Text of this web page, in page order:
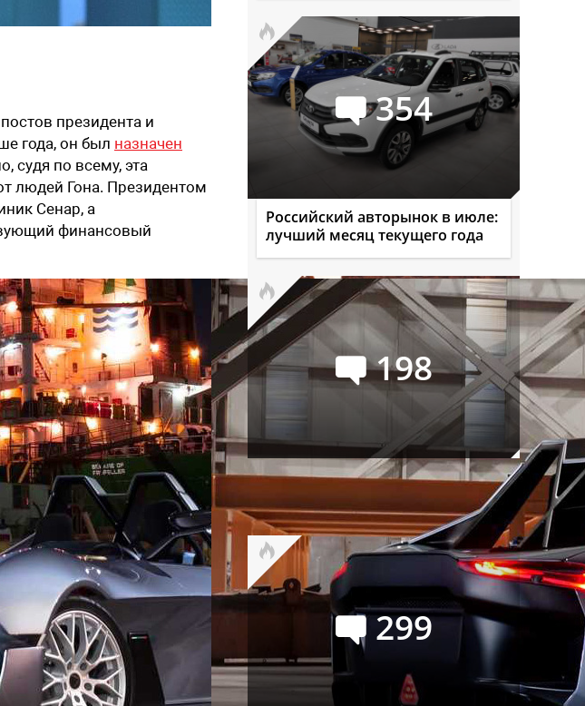
президента и
года, он был назначен
судя по всему, эта
людей Гона. Президентом
Сенар, а
финансовый
354
Российский авторынок в июле:
лучший месяц текущего года
198
Audi Q9: самый большой и
299